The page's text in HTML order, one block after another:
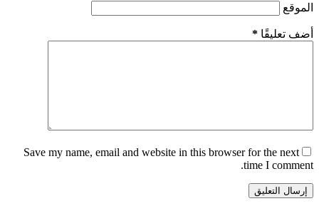
الموقع
أضف تعليقًا *
Save my name, email and website in this browser for the next
time I comment.
إرسال التعليق